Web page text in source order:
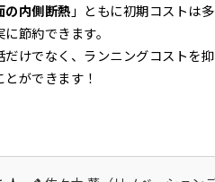
の内側断熱 」ともに初期コストは
節約できます。
けでなく、ランニングコストを
ができます！